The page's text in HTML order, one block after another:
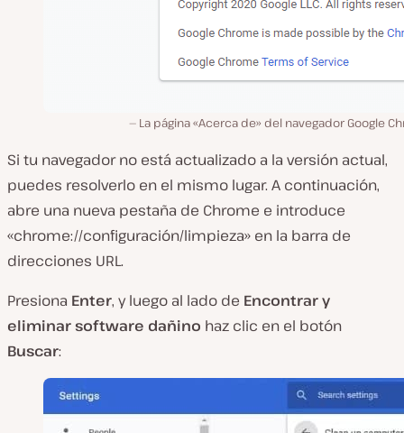
La página «Acerca de» del navegador Google
Si tu navegador no está actualizado a la versión actual,
puedes resolverlo en el mismo lugar. A continuación,
abre una nueva pestaña de Chrome e introduce
«chrome://configuración/limpieza» en la barra de
direcciones URL.
Presiona Enter, y luego al lado de Encontrar y
eliminar software dañino haz clic en el botón
Buscar: